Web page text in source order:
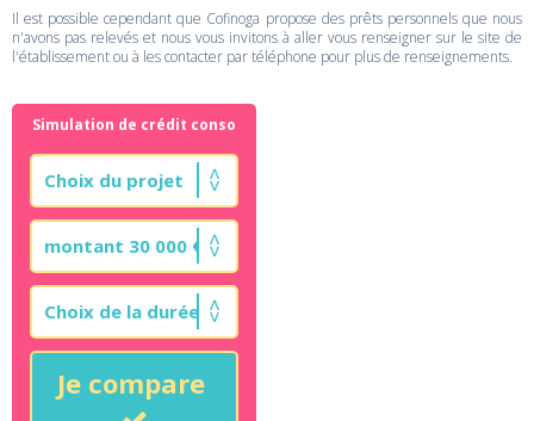
Il est possible cependant que Cofinoga propose des prêts personnels que nous
n'avons pas relevés et nous vous invitons à aller vous renseigner sur le site de
l'établissement ou à les contacter par téléphone pour plus de renseignements.
Simulation de crédit conso
Je compare